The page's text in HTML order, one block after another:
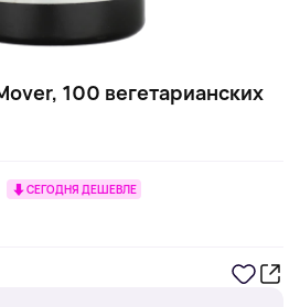
100 вегетарианских
СЕГОДНЯ ДЕШЕВЛЕ